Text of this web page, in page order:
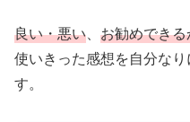
良い・悪い、 お勧めできる
使いきった感想を自分な
す。